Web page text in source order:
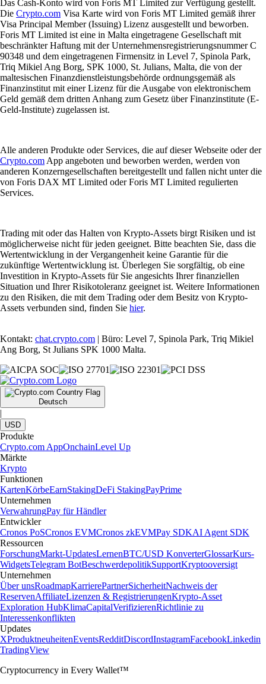
Das Cash-Konto wird von Foris MT Limited zur Verfügung gestellt.
Die Crypto.com Visa Karte wird von Foris MT Limited gemäß ihrer
Visa Principal Member (Issuing) Lizenz ausgestellt und beworben.
Foris MT Limited ist eine in Malta eingetragene Gesellschaft mit
beschränkter Haftung mit der Unternehmensregistrierungsnummer C
90348 und dem eingetragenen Firmensitz in Level 7, Spinola Park,
Triq Mikiel Ang Borg, SPK 1000, St. Julians, Malta, die von der
maltesischen Finanzdienstleistungsbehörde ordnungsgemäß als
Finanzinstitut mit einer Lizenz für die Ausgabe von elektronischem
Geld gemäß dem dritten Anhang zum Gesetz über Finanzinstitute (E-
Geld-Institute) zugelassen ist.
Alle anderen Produkte oder Services, die auf dieser Webseite oder der
Crypto.com App angeboten und beworben werden, werden von
anderen Konzerngesellschaften bereitgestellt und fallen nicht unter die
von Foris DAX MT Limited oder Foris MT Limited regulierten
Services.
Trading mit oder das Halten von Krypto-Assets birgt Risiken und ist
möglicherweise nicht für jeden geeignet. Bitte beachten Sie, dass die
Wertentwicklung in der Vergangenheit keine Garantie für die
zukünftige Wertentwicklung ist. Überlegen Sie sorgfältig, ob eine
Investition in Krypto-Assets für Sie angesichts Ihrer finanziellen
Situation und Ihrer Risikotoleranz geeignet ist. Weitere Informationen
zu den Risiken, die mit dem Trading oder dem Besitz von Krypto-
Assets verbunden sind, finden Sie hier.
Kontakt: chat.crypto.com | Büro: Level 7, Spinola Park, Triq Mikiel
Ang Borg, St Julians SPK 1000 Malta.
Deutsch
|
USD
Produkte
Crypto.com AppOnchainLevel Up
Märkte
Krypto
Funktionen
KartenKörbeEarnStakingDeFi StakingPayPrime
Unternehmen
VerwahrungPay für Händler
Entwickler
Cronos PoSCronos EVMCronos zkEVMPay SDKAI Agent SDK
Ressourcen
ForschungMarkt-UpdatesLernenBTC/USD KonverterGlossarKurs-
WidgetsTelegram BotBeschwerdepolitikSupportKryptooversigt
Unternehmen
Über unsRoadmapKarrierePartnerSicherheitNachweis der
ReservenAffiliateLizenzen & RegistrierungenKrypto-Asset
Exploration HubKlimaCapitalVerifizierenRichtlinie zu
Interessenkonflikten
Updates
XProduktneuheitenEventsRedditDiscordInstagramFacebookLinkedin
TradingView
Cryptocurrency in Every Wallet™